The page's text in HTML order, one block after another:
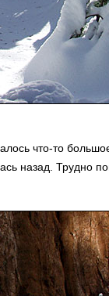
что-то
назад. Трудно